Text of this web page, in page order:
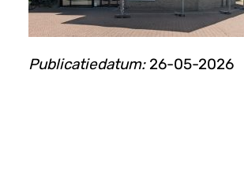
Publicatiedatum: 26-05-2026